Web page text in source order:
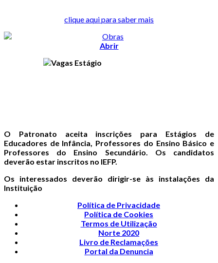
clique aqui para saber mais
Abrir
O Patronato aceita inscrições para Estágios de
Educadores de Infância, Professores do Ensino Básico e
Professores do Ensino Secundário. Os candidatos
deverão estar inscritos no IEFP.
Os interessados deverão dirigir-se às instalações da
Instituição
Política de Privacidade
Política de Cookies
Termos de Utilização
Norte 2020
Livro de Reclamações
Portal da Denuncia